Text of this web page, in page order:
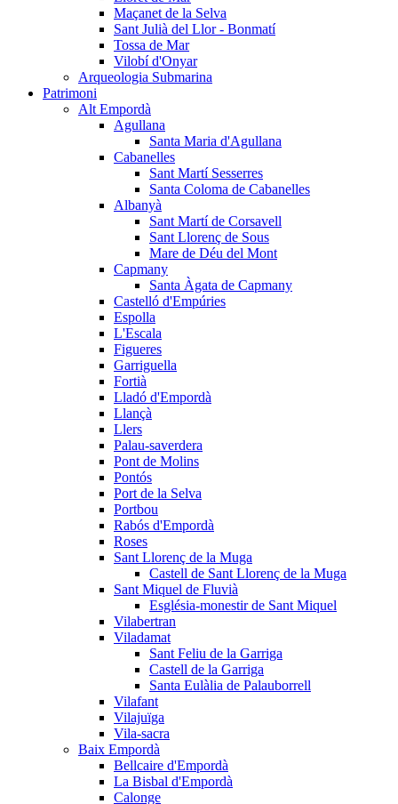
Maçanet de la Selva
Sant Julià del Llor - Bonmatí
Tossa de Mar
Vilobí d'Onyar
Arqueologia Submarina
Patrimoni
Alt Empordà
Agullana
Santa Maria d'Agullana
Cabanelles
Sant Martí Sesserres
Santa Coloma de Cabanelles
Albanyà
Sant Martí de Corsavell
Sant Llorenç de Sous
Mare de Déu del Mont
Capmany
Santa Àgata de Capmany
Castelló d'Empúries
Espolla
L'Escala
Figueres
Garriguella
Fortià
Lladó d'Empordà
Llançà
Llers
Palau-saverdera
Pont de Molins
Pontós
Port de la Selva
Portbou
Rabós d'Empordà
Roses
Sant Llorenç de la Muga
Castell de Sant Llorenç de la Muga
Sant Miquel de Fluvià
Església-monestir de Sant Miquel
Vilabertran
Viladamat
Sant Feliu de la Garriga
Castell de la Garriga
Santa Eulàlia de Palauborrell
Vilafant
Vilajuïga
Vila-sacra
Baix Empordà
Bellcaire d'Empordà
La Bisbal d'Empordà
Calonge